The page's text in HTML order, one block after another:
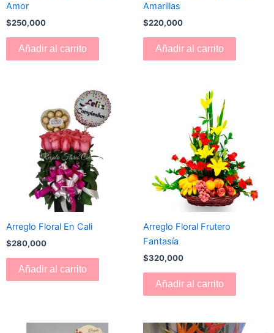
Amor
$250,000
Añadir al carrito
Amarillas
$220,000
Añadir al carrito
Arreglo Floral En Cali
$280,000
Añadir al carrito
Arreglo Floral Frutero
Fantasía
$320,000
Añadir al carrito